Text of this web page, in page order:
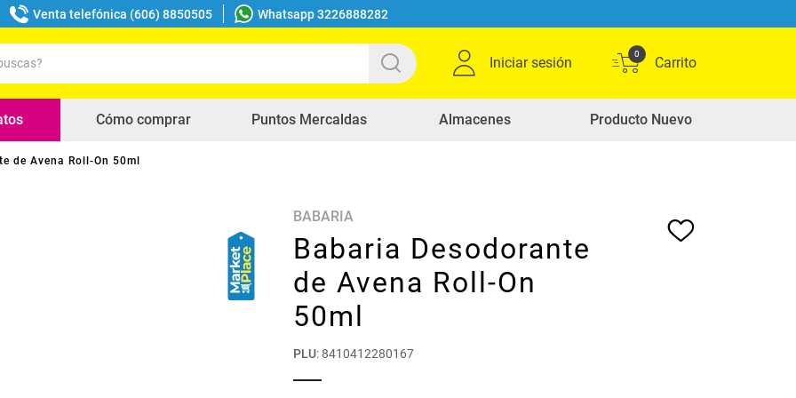
Venta telefónica (606) 8850505 Whatsapp 3226888282
Iniciar sesión
0
Cómo comprar Puntos Mercaldas Almacenes Producto Nuevo
de Avena Roll-On 50ml
BABARIA
Babaria Desodorante
de Avena Roll-On
50ml
PLU:8410412280167
buscados